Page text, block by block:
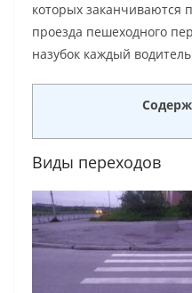
которых заканчиваются
проезда пешеходного
назубок каждый
Виды переходов